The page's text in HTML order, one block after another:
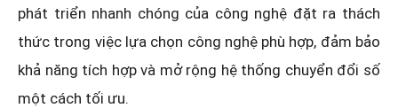
phát triển nhanh chóng của công nghệ đặt ra thách
thức trong việc lựa chọn công nghệ phù hợp, đảm bảo
khả năng tích hợp và mở rộng hệ thống chuyển đổi số
một cách tối ưu.